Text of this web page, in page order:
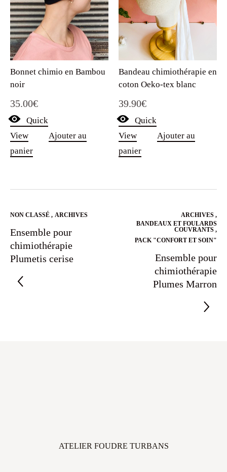
Bonnet chimio en Bambou
noir
35.00€
Quick
View
Ajouter au
panier
Bandeau chimiothérapie en
coton Oeko-tex blanc
39.90€
Quick
View
Ajouter au
panier
NON CLASSÉ , ARCHIVES
Ensemble pour
chimiothérapie
Plumetis cerise
ARCHIVES ,
BANDEAUX ET FOULARDS
COUVRANTS ,
PACK "CONFORT ET SOIN"
Ensemble pour
chimiothérapie
Plumes Marron
ATELIER FOUDRE TURBANS